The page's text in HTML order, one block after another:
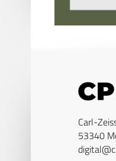
Carl-
53340